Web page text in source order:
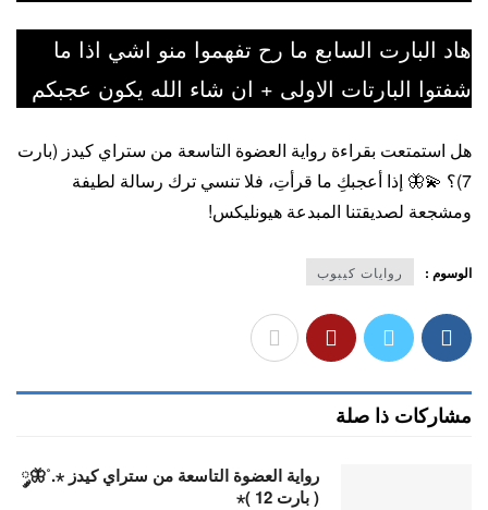
هاد البارت السابع ما رح تفهموا منو اشي اذا ما
شفتوا البارتات الاولى + ان شاء الله يكون عجبكم
هل استمتعت بقراءة رواية العضوة التاسعة من ستراي كيدز (بارت
7)؟ 💫🦋 إذا أعجبكِ ما قرأتِ، فلا تنسي ترك رسالة لطيفة
ومشجعة لصديقتنا المبدعة هيونليكس!
الوسوم : روايات كيبوب
مشاركات ذا صلة
رواية العضوة التاسعة من ستراي كيدز ⋆.˚🦋༘
( بارت 12 )⋆